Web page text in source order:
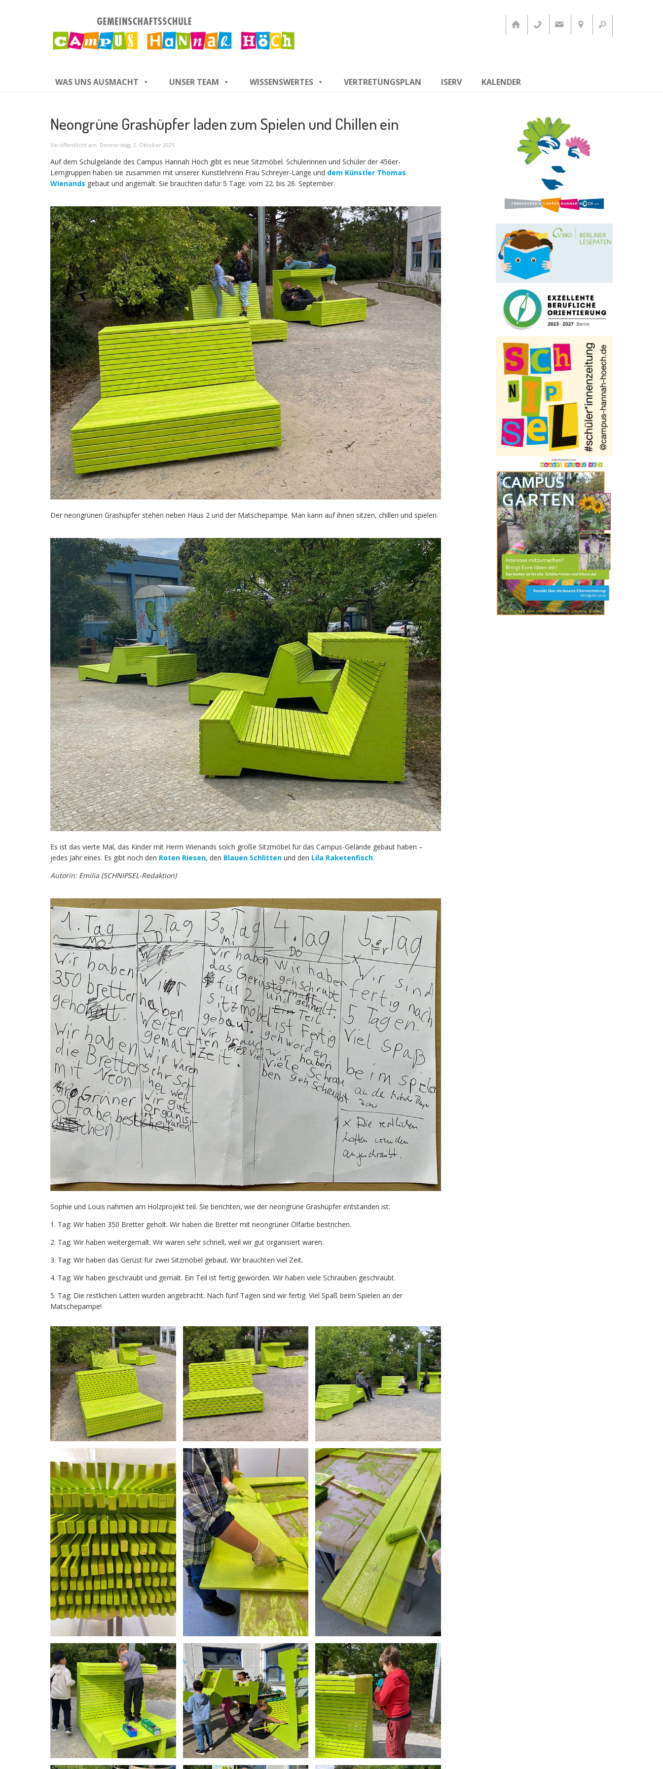
WAS UNS AUSMACHT UNSER TEAM WISSENSWERTES VERTRETUNGSPLAN ISERV KALENDER
Neongrüne Grashüpfer laden zum Spielen und Chillen ein
Veröffentlicht am: Donnerstag, 2. Oktober 2025
Auf dem Schulgelände des Campus Hannah Höch gibt es neue Sitzmöbel. Schülerinnen und Schüler der 456er-
Lerngruppen haben sie zusammen mit unserer Kunstlehrerin Frau Schreyer-Lange und dem Künstler Thomas
Wienands gebaut und angemalt. Sie brauchten dafür 5 Tage: vom 22. bis 26. September.
Der neongrünen Grashüpfer stehen neben Haus 2 und der Matschepampe. Man kann auf ihnen sitzen, chillen und spielen.
Es ist das vierte Mal, das Kinder mit Herrn Wienands solch große Sitzmöbel für das Campus-Gelände gebaut haben –
jedes Jahr eines. Es gibt noch den Roten Riesen, den Blauen Schlitten und den Lila Raketenfisch.
Autorin: Emilia (SCHNIPSEL-Redaktion)
Sophie und Louis nahmen am Holzprojekt teil. Sie berichten, wie der neongrüne Grashüpfer entstanden ist:
1. Tag: Wir haben 350 Bretter geholt. Wir haben die Bretter mit neongrüner Ölfarbe bestrichen.
2. Tag: Wir haben weitergemalt. Wir waren sehr schnell, weil wir gut organisiert waren.
3. Tag: Wir haben das Gerüst für zwei Sitzmöbel gebaut. Wir brauchten viel Zeit.
4. Tag: Wir haben geschraubt und gemalt. Ein Teil ist fertig geworden. Wir haben viele Schrauben geschraubt.
5. Tag: Die restlichen Latten wurden angebracht. Nach fünf Tagen sind wir fertig. Viel Spaß beim Spielen an der
Matschepampe!
.